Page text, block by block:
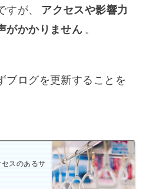
が、
アクセスや影響力
がかかりません 。
ブログを更新することを
スのあるサ